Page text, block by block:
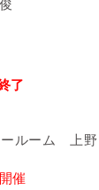
了
ールーム 上野
催